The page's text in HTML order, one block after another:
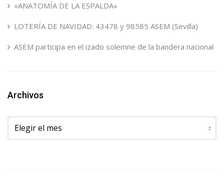
«ANATOMÍA DE LA ESPALDA»
LOTERÍA DE NAVIDAD: 43478 y 98585 ASEM (Sevilla)
ASEM participa en el izado solemne de la bandera nacional
Archivos
Archivos